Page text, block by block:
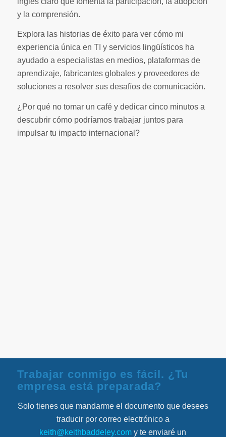
y la comprensión.
Explora las historias de éxito para ver cómo mi
experiencia única en TI y servicios lingüísticos ha
ayudado a especialistas en medios, plataformas de
aprendizaje, fabricantes globales y proveedores de
soluciones a resolver sus desafíos de comunicación.
¿Por qué no tomar un café y dedicar cinco minutos a
descubrir cómo podríamos trabajar juntos para
impulsar tu impacto internacional?
Trabajar conmigo es fácil. ¿Tu
empresa está preparada?
Solo tienes que mandarme el documento que desees
traducir por correo electrónico a
keith@keithbaddeley.com y te enviaré un